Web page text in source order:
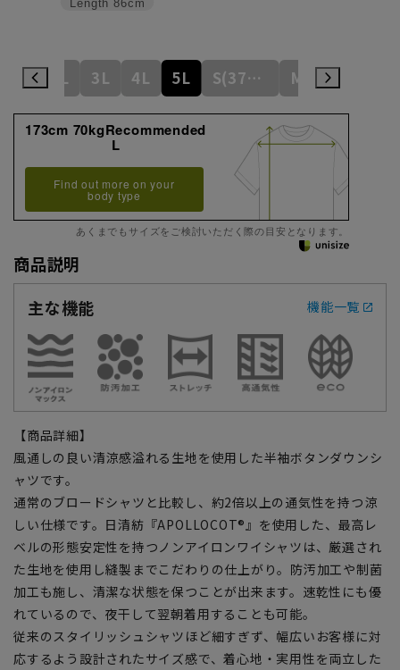
Length 86cm
LL 3L 4L 5L S(37cm) M(39cm)
173cm 70kgRecommended
L
Find out more on your
body type
あくまでもサイズをご検討いただく際の目安となります。
商品説明
主な機能
機能一覧
【商品詳細】
風通しの良い清涼感溢れる生地を使用した半袖ボタンダウンシ
ャツです。
通常のブロードシャツと比較し、約2倍以上の通気性を持つ涼
しい仕様です。日清紡『APOLLOCOT®』を使用した、最高レ
ベルの形態安定性を持つノンアイロンワイシャツは、厳選され
た生地を使用し縫製までこだわりの仕上がり。防汚加工や制菌
加工も施し、清潔な状態を保つことが出来ます。速乾性にも優
れているので、夜干して翌朝着用することも可能。
従来のスタイリッシュシャツほど細すぎず、幅広いお客様に対
応するよう設計されたサイズ感で、着心地・実用性を両立した